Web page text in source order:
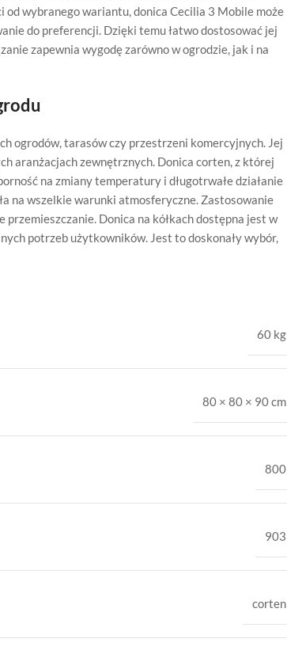
od wybranego wariantu, donica Cecilia 3 Mobile może
do preferencji. Dzięki temu łatwo dostosować jej
zapewnia wygodę zarówno w ogrodzie, jak i na
ogrodów, tarasów czy przestrzeni komercyjnych. Jej
aranżacjach zewnętrznych. Donica corten, z której
na zmiany temperatury i długotrwałe działanie
na wszelkie warunki atmosferyczne. Zastosowanie
Donica na kółkach dostępna jest w
potrzeb użytkowników. Jest to doskonały wybór,
60 kg
80 × 80 × 90 cm
800
903
corten